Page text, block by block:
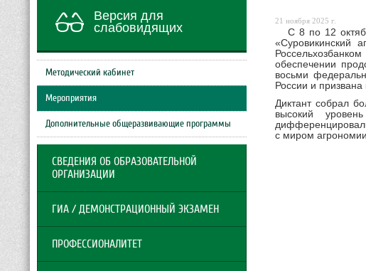
Версия для
слабовидящих
Методический кабинет
Мероприятия
Дополнительные общеразвивающие программы
СВЕДЕНИЯ ОБ ОБРАЗОВАТЕЛЬНОЙ
ОРГАНИЗАЦИИ
ГИА / ДЕМОНСТРАЦИОННЫЙ ЭКЗАМЕН
ПРОФЕССИОНАЛИТЕТ
21 ноября 2025 г.
С 8 по 12
«Суровикинский
обеспечении
восьми
России и
Диктант собрал
высокий
с миром